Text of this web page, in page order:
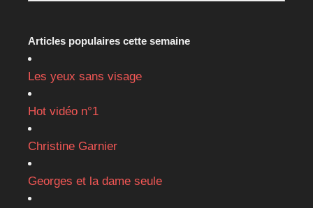
Articles populaires cette semaine
Les yeux sans visage
Hot vidéo n°1
Christine Garnier
Georges et la dame seule